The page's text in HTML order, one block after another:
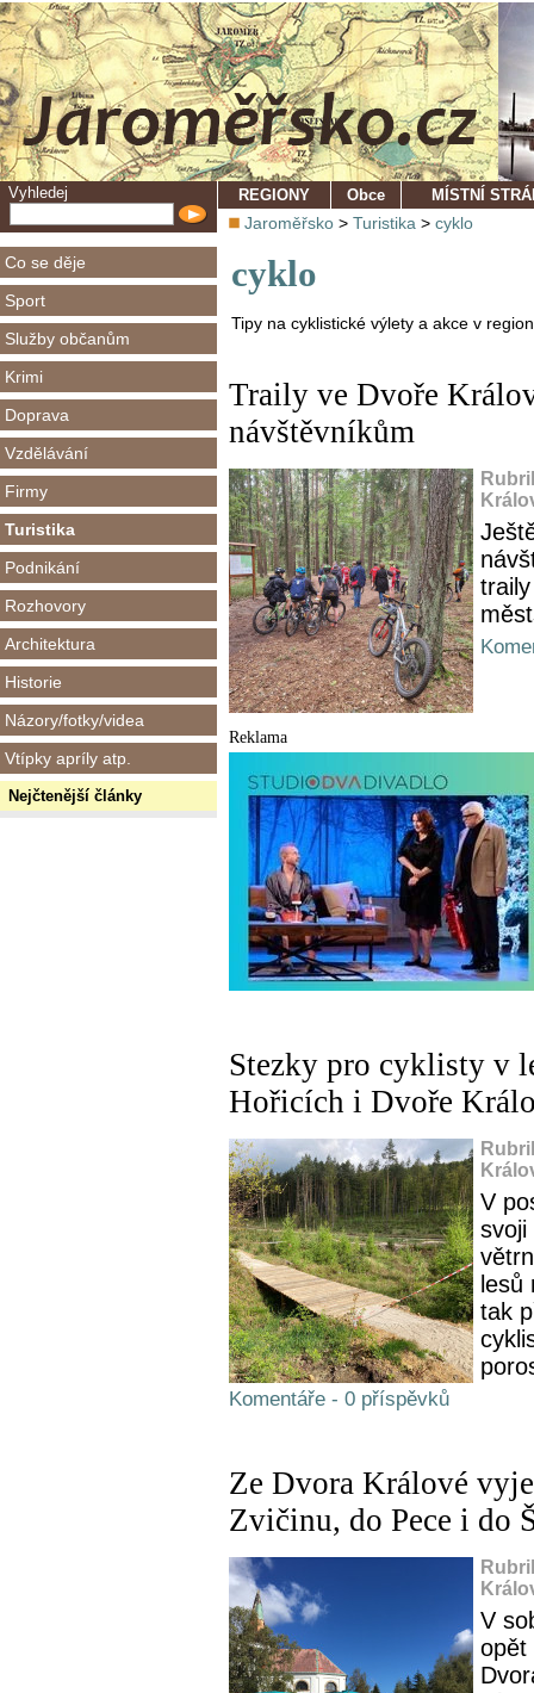
Vyhledej
Co se děje
Sport
Služby občanům
Krimi
Doprava
Vzdělávání
Firmy
Turistika
Podnikání
Rozhovory
Architektura
Historie
Názory/fotky/videa
Vtípky apríly atp.
Nejčtenější články
REGIONY Obce MÍSTNÍ
Jaroměřsko > Turistika > cyklo
cyklo
Tipy na cyklistické výlety a akce v
Traily ve Dvoře
návštěvníkům
Reklama
Stezky pro cyklisty v
Hořicích i Dvoře
V
svoji
lesů
tak
Komentáře - 0 příspěvků
Ze Dvora Králové
Zvičinu, do Pece i do
V
opět